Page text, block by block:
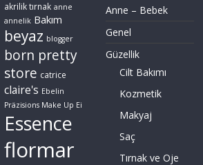
akrilik tırnak anne
annelik Bakım
beyaz blogger
born pretty
store catrice
claire's Ebelin
Präzisions Make Up Ei
Essence
flormar
Anne – Bebek
Genel
Güzellik
Cilt Bakımı
Kozmetik
Makyaj
Saç
Tırnak ve Oje